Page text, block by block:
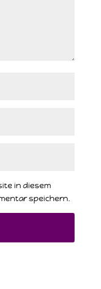
in diesem
speichern.